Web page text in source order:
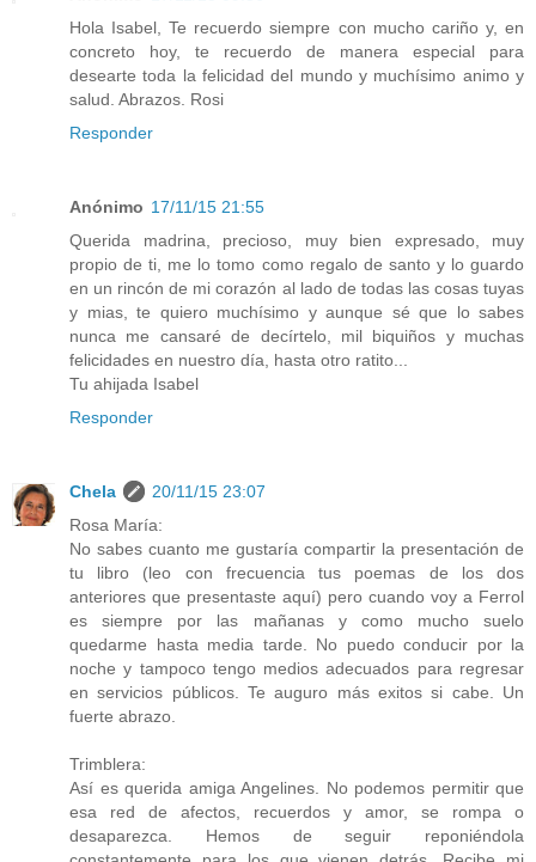
Hola Isabel, Te recuerdo siempre con mucho cariño y, en
concreto hoy, te recuerdo de manera especial para
desearte toda la felicidad del mundo y muchísimo animo y
salud. Abrazos. Rosi
Responder
Anónimo 17/11/15 21:55
Querida madrina, precioso, muy bien expresado, muy
propio de ti, me lo tomo como regalo de santo y lo guardo
en un rincón de mi corazón al lado de todas las cosas tuyas
y mias, te quiero muchísimo y aunque sé que lo sabes
nunca me cansaré de decírtelo, mil biquiños y muchas
felicidades en nuestro día, hasta otro ratito...
Tu ahijada Isabel
Responder
Chela
20/11/15 23:07
Rosa María:
No sabes cuanto me gustaría compartir la presentación de
tu libro (leo con frecuencia tus poemas de los dos
anteriores que presentaste aquí) pero cuando voy a Ferrol
es siempre por las mañanas y como mucho suelo
quedarme hasta media tarde. No puedo conducir por la
noche y tampoco tengo medios adecuados para regresar
en servicios públicos. Te auguro más exitos si cabe. Un
fuerte abrazo.
Trimblera:
Así es querida amiga Angelines. No podemos permitir que
esa red de afectos, recuerdos y amor, se rompa o
desaparezca. Hemos de seguir reponiéndola